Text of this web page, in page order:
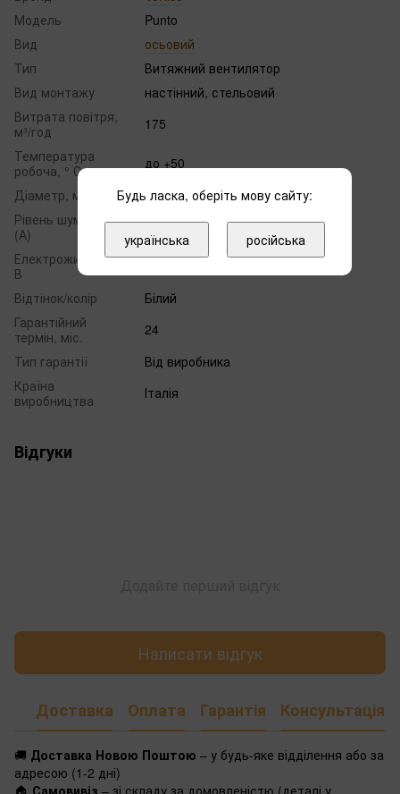
Модель
Punto
Вид
осьовий
Тип
Витяжний вентилятор
Вид монтажу
настінний, стельовий
Витрата повітря,
м³/год
175
Температура
робоча, ° С
до +50
Діаметр, мм
120
Рівень шуму, дБ
(А)
40
Електроживлення,
В
Відтінок/колір
Білий
Гарантійний
термін, міс.
24
Тип гарантії
Від виробника
Країна
виробництва
Італія
Відгуки
Написати відгук
Доставка Оплата Гарантія Консультація
🚚 Доставка Новою Поштою – у будь-яке відділення або за
адресою (1-2 дні)
Будь ласка, оберіть мову сайту:
українська російська